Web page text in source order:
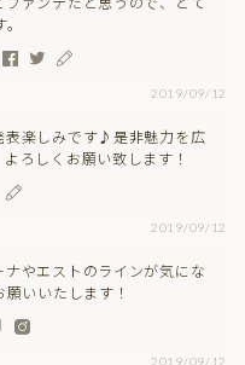
2019/09/12
表楽しみです♪是非魅力を広
ろしくお願い致します！
2019/09/12
やエストのラインが気にな
いいたします！
2019/09/12